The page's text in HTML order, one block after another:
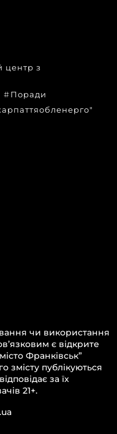
центр з
Поради
чи використання
є відкрите
Франківськ”
змісту публікуються
за їх
21+.